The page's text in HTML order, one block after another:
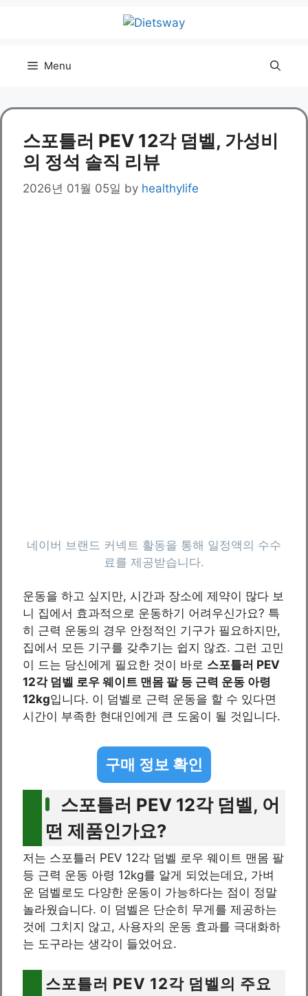
Menu
스포틀러 PEV 12각 덤벨, 가성비
의 정석 솔직 리뷰
2026년 01월 05일 by healthylife
운동을 하고 싶지만, 시간과 장소에 제약이 많다 보
니 집에서 효과적으로 운동하기 어려우신가요? 특
히 근력 운동의 경우 안정적인 기구가 필요하지만,
집에서 모든 기구를 갖추기는 쉽지 않죠. 그런 고민
이 드는 당신에게 필요한 것이 바로 스포틀러 PEV
12각 덤벨 로우 웨이트 맨몸 팔 등 근력 운동 아령
12kg입니다. 이 덤벨로 근력 운동을 할 수 있다면
시간이 부족한 현대인에게 큰 도움이 될 것입니다.
구매 정보 확인
스포틀러 PEV 12각 덤벨, 어
떤 제품인가요?
저는 스포틀러 PEV 12각 덤벨 로우 웨이트 맨몸 팔
등 근력 운동 아령 12kg를 알게 되었는데요, 가벼
운 덤벨로도 다양한 운동이 가능하다는 점이 정말
놀라웠습니다. 이 덤벨은 단순히 무게를 제공하는
것에 그치지 않고, 사용자의 운동 효과를 극대화하
는 도구라는 생각이 들었어요.
스포틀러 PEV 12각 덤벨의 주요